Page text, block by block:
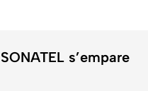
s’empare